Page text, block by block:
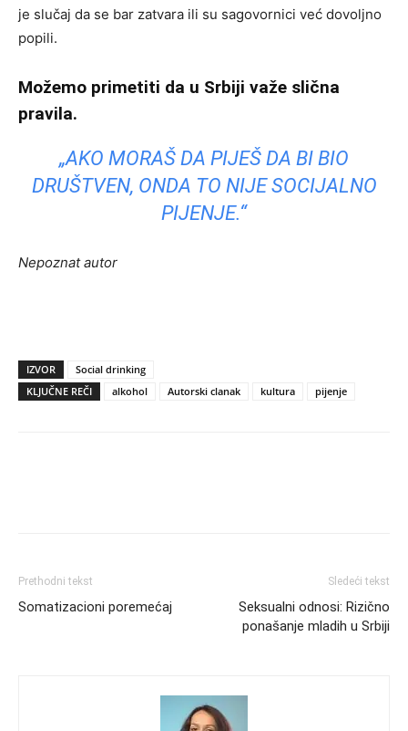
je slučaj da se bar zatvara ili su sagovornici već dovoljno
popili.
Možemo primetiti da u Srbiji važe slična
pravila.
„AKO MORAŠ DA PIJEŠ DA BI BIO
DRUŠTVEN, ONDA TO NIJE SOCIJALNO
PIJENJE.“
Nepoznat autor
IZVOR
Social drinking
KLJUČNE REČI
alkohol Autorski clanak kultura pijenje
Prethodni tekst
Somatizacioni poremećaj
Sledeći tekst
Seksualni odnosi: Rizično
ponašanje mladih u Srbiji